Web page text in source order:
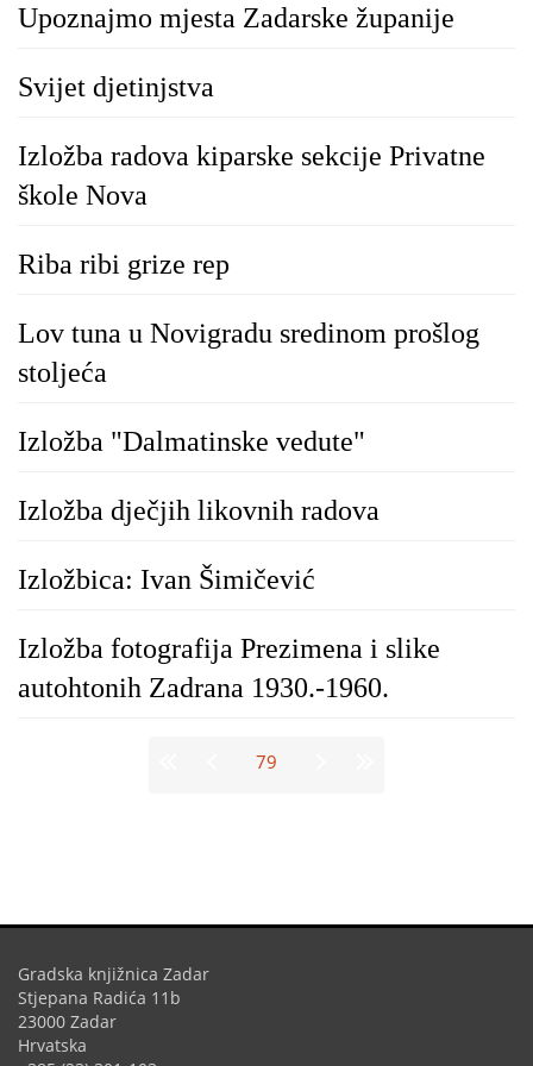
Upoznajmo mjesta Zadarske županije
Svijet djetinjstva
Izložba radova kiparske sekcije Privatne
škole Nova
Riba ribi grize rep
Lov tuna u Novigradu sredinom prošlog
stoljeća
Izložba "Dalmatinske vedute"
Izložba dječjih likovnih radova
Izložbica: Ivan Šimičević
Izložba fotografija Prezimena i slike
autohtonih Zadrana 1930.-1960.
79
Gradska knjižnica Zadar
Stjepana Radića 11b
23000 Zadar
Hrvatska